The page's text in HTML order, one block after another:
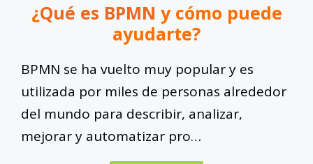
¿Qué es BPMN y cómo puede
ayudarte?
BPMN se ha vuelto muy popular y es
utilizada por miles de personas alrededor
del mundo para describir, analizar,
mejorar y automatizar pro…